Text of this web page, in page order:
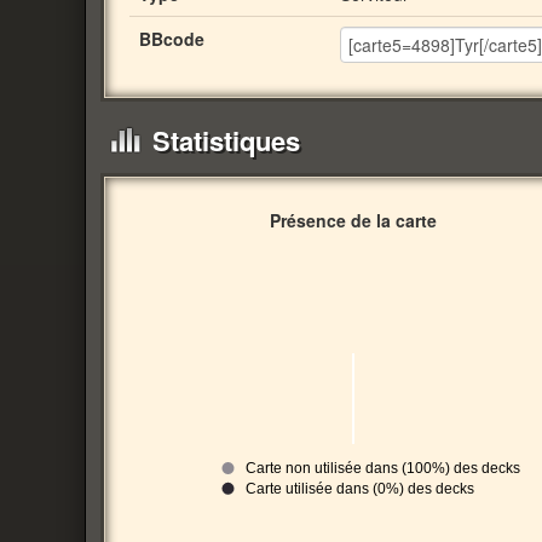
BBcode
Statistiques
Présence de la carte
Carte non utilisée dans (100%) des decks
Carte utilisée dans (0%) des decks